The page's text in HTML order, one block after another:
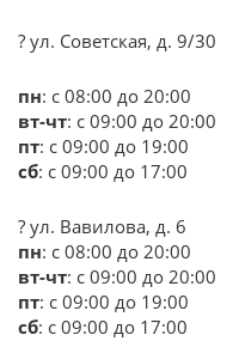
? ул. Советская, д. 9/30
пн: с 08:00 до 20:00
вт-чт: с 09:00 до 20:00
пт: с 09:00 до 19:00
сб: с 09:00 до 17:00
? ул. Вавилова, д. 6
пн: с 08:00 до 20:00
вт-чт: с 09:00 до 20:00
пт: с 09:00 до 19:00
сб: с 09:00 до 17:00